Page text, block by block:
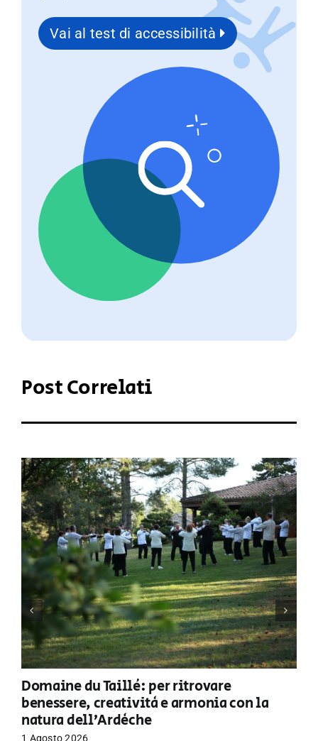
Vai al test di accessibilità
Post Correlati
Domaine du Taillé: per ritrovare
benessere, creatività e armonia con la
natura dell’Ardèche
1 Agosto 2026